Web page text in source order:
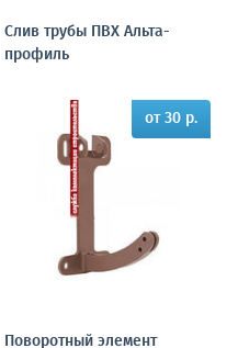
Слив трубы ПВХ Альта-
профиль
от 30 р.
Поворотный элемент